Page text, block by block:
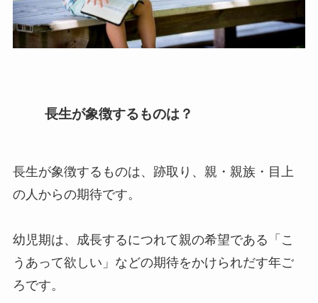
長生が象徴するものは？
長生が象徴するものは、跡取り、親・親族・目上
の人からの期待です。
幼児期は、成長するにつれて親の希望である「こ
うあって欲しい」などの期待をかけられだす年ご
ろです。